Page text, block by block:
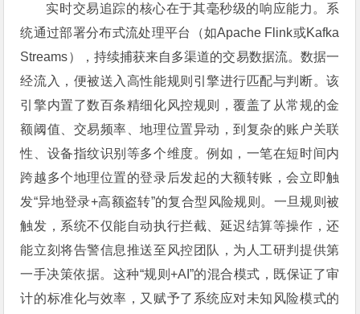
实时交易追踪的核心在于其毫秒级的响应能力。系
统通过部署分布式流处理平台（如Apache Flink或Kafka
Streams），持续捕获来自多渠道的交易数据流。数据一
经流入，便被送入高性能规则引擎进行匹配与判断。该
引擎内置了数百条精细化风控规则，覆盖了从常规的金
额阈值、交易频率、地理位置异动，到复杂的账户关联
性、设备指纹识别等多个维度。例如，一笔在短时间内
跨越多个地理位置的登录后发起的大额转账，会立即触
发“异地登录+高额盗转”的复合型风险规则。一旦规则被
触发，系统不仅能自动执行拦截、延迟结算等操作，还
能立刻将告警信息推送至风控团队，为人工研判提供第
一手决策依据。这种“规则+AI”的混合模式，既保证了审
计的标准化与效率，又赋予了系统应对未知风险模式的